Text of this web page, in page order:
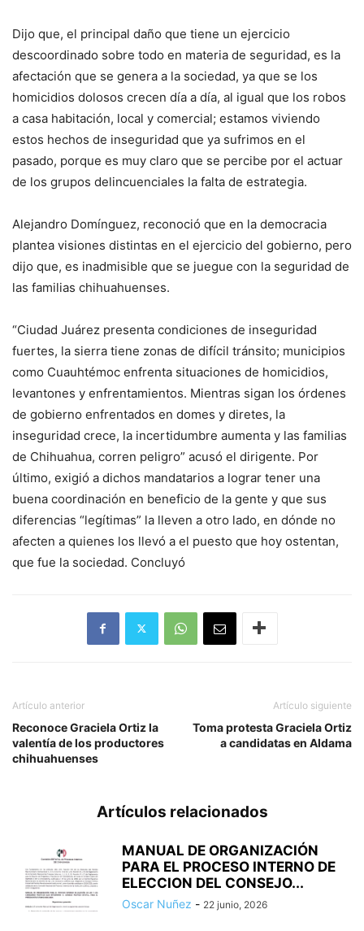
Dijo que, el principal daño que tiene un ejercicio
descoordinado sobre todo en materia de seguridad, es la
afectación que se genera a la sociedad, ya que se los
homicidios dolosos crecen día a día, al igual que los robos
a casa habitación, local y comercial; estamos viviendo
estos hechos de inseguridad que ya sufrimos en el
pasado, porque es muy claro que se percibe por el actuar
de los grupos delincuenciales la falta de estrategia.
Alejandro Domínguez, reconoció que en la democracia
plantea visiones distintas en el ejercicio del gobierno, pero
dijo que, es inadmisible que se juegue con la seguridad de
las familias chihuahuenses.
“Ciudad Juárez presenta condiciones de inseguridad
fuertes, la sierra tiene zonas de difícil tránsito; municipios
como Cuauhtémoc enfrenta situaciones de homicidios,
levantones y enfrentamientos. Mientras sigan los órdenes
de gobierno enfrentados en domes y diretes, la
inseguridad crece, la incertidumbre aumenta y las familias
de Chihuahua, corren peligro” acusó el dirigente. Por
último, exigió a dichos mandatarios a lograr tener una
buena coordinación en beneficio de la gente y que sus
diferencias “legítimas” la lleven a otro lado, en dónde no
afecten a quienes los llevó a el puesto que hoy ostentan,
que fue la sociedad. Concluyó
Artículo anterior
Reconoce Graciela Ortiz la
valentía de los productores
chihuahuenses
Artículo siguiente
Toma protesta Graciela Ortiz
a candidatas en Aldama
Artículos relacionados
MANUAL DE ORGANIZACIÓN
PARA EL PROCESO INTERNO DE
ELECCION DEL CONSEJO...
Oscar Nuñez - 22 junio, 2026